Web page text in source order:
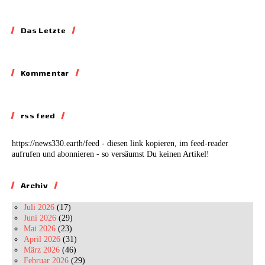
Das Letzte
Kommentar
rss feed
https://news330.earth/feed - diesen link kopieren, im feed-reader
aufrufen und abonnieren - so versäumst Du keinen Artikel!
Archiv
Juli 2026 (17)
Juni 2026 (29)
Mai 2026 (23)
April 2026 (31)
März 2026 (46)
Februar 2026 (29)